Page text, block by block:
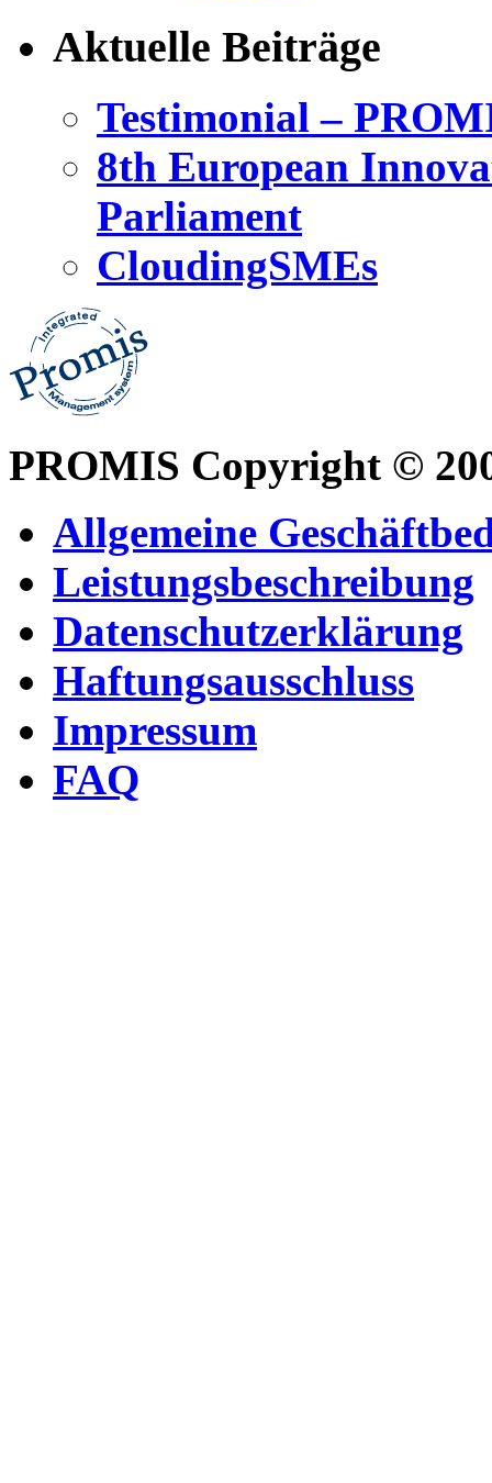
Aktuelle Beiträge
Testimonial –
8th European
Parliament
CloudingSMEs
PROMIS Copyright ©
Allgemeine
Leistungsbeschreibung
Datenschutzerklärung
Haftungsausschluss
Impressum
FAQ